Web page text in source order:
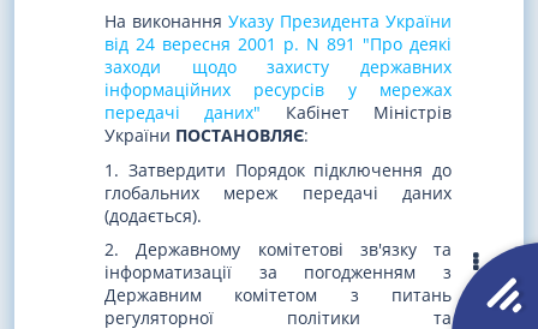
На виконання Указу Президента України
від 24 вересня 2001 р. N 891 "Про деякі
заходи щодо захисту державних
інформаційних ресурсів у мережах
передачі даних" Кабінет Міністрів
України ПОСТАНОВЛЯЄ:
1. Затвердити Порядок підключення до
глобальних мереж передачі даних
(додається).
2. Державному комітетові зв'язку та
інформатизації за погодженням з
Державним комітетом з питань
регуляторної політики та